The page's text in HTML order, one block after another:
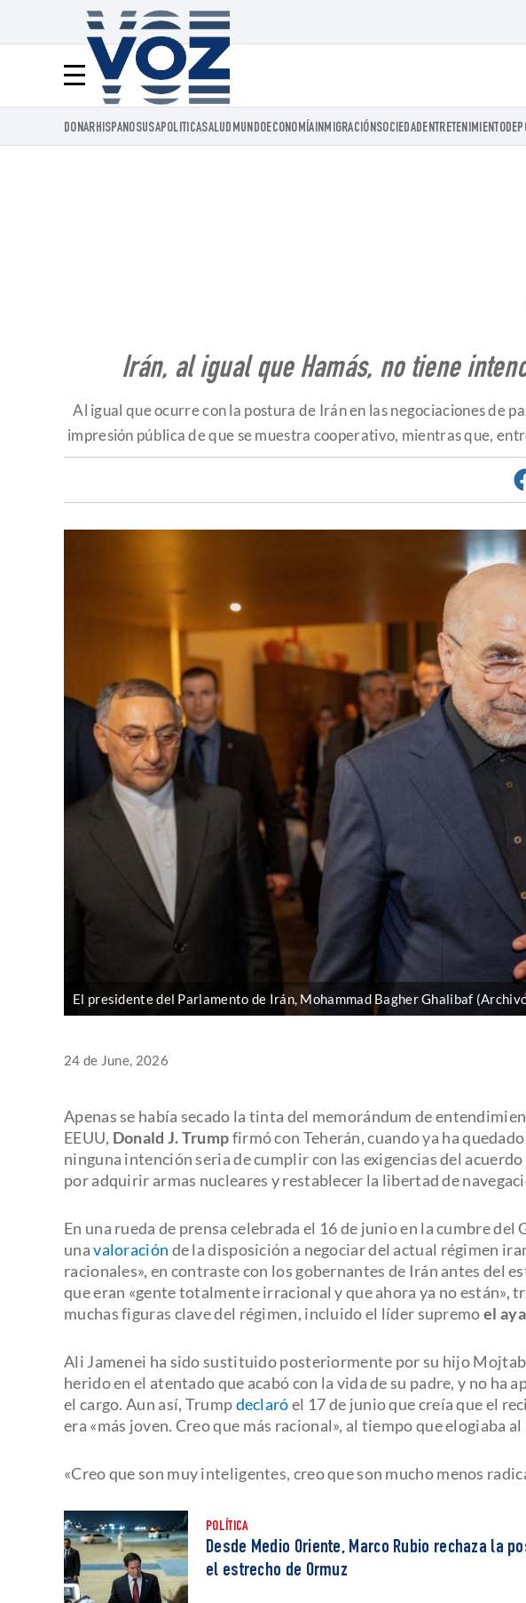
Menú
Voz.us
DONARHISPANOSUSAPOLITICASALUD MUNDOECONOMÍAINMIGRACIÓNSOCIEDADENTRETENIMIENTO
Irán, al igual que Hamás, no tiene
Al igual que ocurre con la postura de Irán en las negociaciones de
impresión pública de que se muestra cooperativo, mientras que,
El presidente del Parlamento de Irán, Mohammad Bagher Ghalibaf
24 de June, 2026
Apenas se había secado la tinta del memorándum de
EEUU, Donald J. Trumpfirmó con Teherán, cuando ya ha
ninguna intención seria de cumplir con las exigencias del
por adquirir armas nucleares y restablecer la libertad de
En una rueda de prensa celebrada el 16 de junio en la cumbre del
unavaloración de la disposición a negociar del actual régimen
racionales», en contraste con los gobernantes de Irán antes del
que eran «gente totalmente irracional y que ahora ya no están»,
muchas figuras clave del régimen, incluido el líder supremoel
Ali Jamenei ha sido sustituido posteriormente por su hijo
herido en el atentado que acabó con la vida de su padre, y no ha
el cargo. Aun así, Trumpdeclaróel 17 de junio que creía que el
era «más joven. Creo que más racional», al tiempo que elogiaba
«Creo que son muy inteligentes, creo que son mucho menos
POLÍTICA
Desde Medio Oriente, Marco Rubio rechaza la
el estrecho de Ormuz